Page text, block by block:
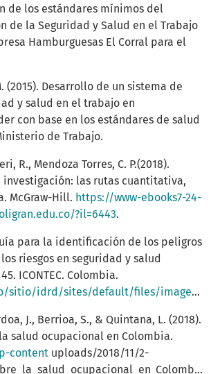
de los estándares mínimos del
de la Seguridad y Salud en el Trabajo
Hamburguesas El Corral para el
(2015). Desarrollo de un sistema de
y salud en el trabajo en
con base en los estándares de salud
de Trabajo.
R., Mendoza Torres, C. P.(2018).
las rutas cuantitativa,
McGraw-Hill. https://www-ebooks7-24-
?il=6443.
para la identificación de los peligros
riesgos en seguridad y salud
ICONTEC. Colombia.
idrd/sites/default/files/imagenes/gtc450.pdf
J., Berrioa, S., & Quintana, L. (2018).
salud ocupacional en Colombia.
content uploads/2018/11/2-